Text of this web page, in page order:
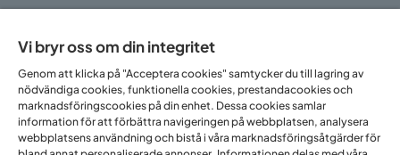
Vi finns i flera länder
Vi bryr oss om din integritet
Genom att klicka på "Acceptera cookies" samtycker du till lagring av
nödvändiga cookies, funktionella cookies, prestandacookies och
marknadsföringscookies på din enhet. Dessa cookies samlar
information för att förbättra navigeringen på webbplatsen, analysera
webbplatsens användning och bistå i våra marknadsföringsåtgärder för